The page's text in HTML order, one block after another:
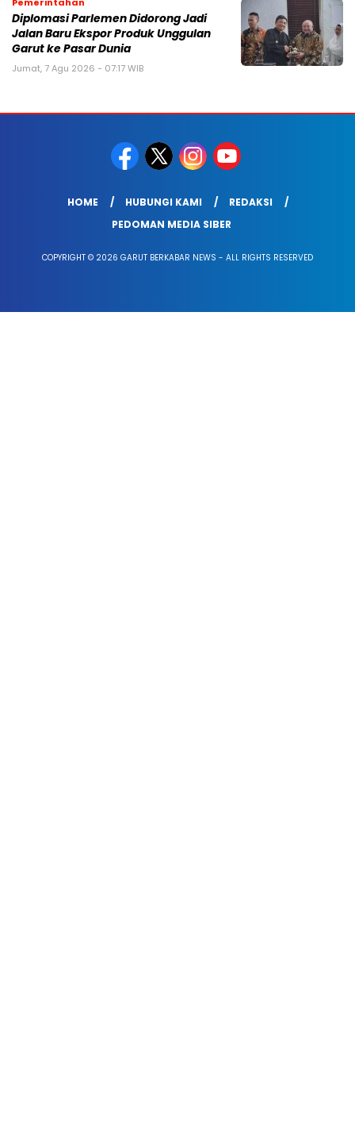
Diplomasi Parlemen Didorong Jadi
Jalan Baru Ekspor Produk Unggulan
Garut ke Pasar Dunia
Jumat, 7 Agu 2026 - 07:17 WIB
HOME HUBUNGI KAMI
REDAKSI
PEDOMAN MEDIA SIBER
COPYRIGHT © 2026 GARUT BERKABAR NEWS - ALL RIGHTS RESERVED